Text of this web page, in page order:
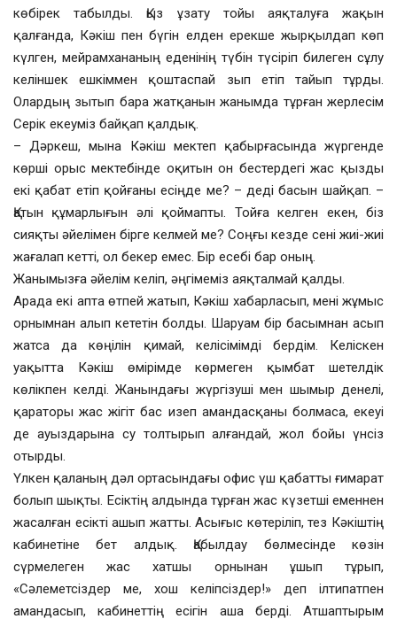
көбірек табылды. Қыз ұзату тойы аяқталуға жақын
қалғанда, Кәкіш пен бүгін елден ерекше жырқылдап көп
күлген, мейрамхананың еденінің түбін түсіріп билеген сұлу
келіншек ешкіммен қоштаспай зып етіп тайып тұрды.
Олардың зытып бара жатқанын жанымда тұрған жерлесім
Серік екеуміз байқап қалдық.
– Дәркеш, мына Кәкіш мектеп қабырғасында жүргенде
көрші орыс мектебінде оқитын он бестердегі жас қызды
екі қабат етіп қойғаны есіңде ме? – деді басын шайқап. –
Қатын құмарлығын әлі қоймапты. Тойға келген екен, біз
сияқты әйелімен бірге келмей ме? Соңғы кезде сені жиі-жиі
жағалап кетті, ол бекер емес. Бір есебі бар оның.
Жанымызға әйелім келіп, әңгімеміз аяқталмай қалды.
Арада екі апта өтпей жатып, Кәкіш хабарласып, мені жұмыс
орнымнан алып кететін болды. Шаруам бір басымнан асып
жатса да көңілін қимай, келісімімді бердім. Келіскен
уақытта Кәкіш өмірімде көрмеген қымбат шетелдік
көлікпен келді. Жанындағы жүргізуші мен шымыр денелі,
қараторы жас жігіт бас изеп амандасқаны болмаса, екеуі
де ауыздарына су толтырып алғандай, жол бойы үнсіз
отырды.
Үлкен қаланың дәл ортасындағы офис үш қабатты ғимарат
болып шықты. Есіктің алдында тұрған жас күзетші еменнен
жасалған есікті ашып жатты. Асығыс көтеріліп, тез Кәкіштің
кабинетіне бет алдық. Қабылдау бөлмесінде көзін
сүрмелеген жас хатшы орнынан ұшып тұрып,
«Сәлеметсіздер ме, хош келіпсіздер!» деп ілтипатпен
амандасып, кабинеттің есігін аша берді. Атшаптырым